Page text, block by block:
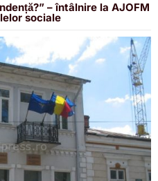
– întâlnire la AJOFM
sociale